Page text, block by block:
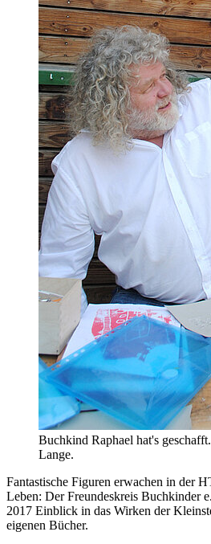
Buchkind Raphael hat's
Lange.
Fantastische Figuren erwachen in der
Leben: Der Freundeskreis Buchkinder
2017 Einblick in das Wirken der
eigenen Bücher.